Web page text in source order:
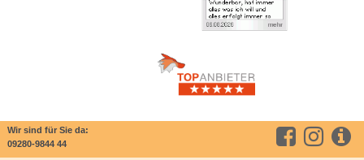
Wir sind für Sie da:
09280-9844 44